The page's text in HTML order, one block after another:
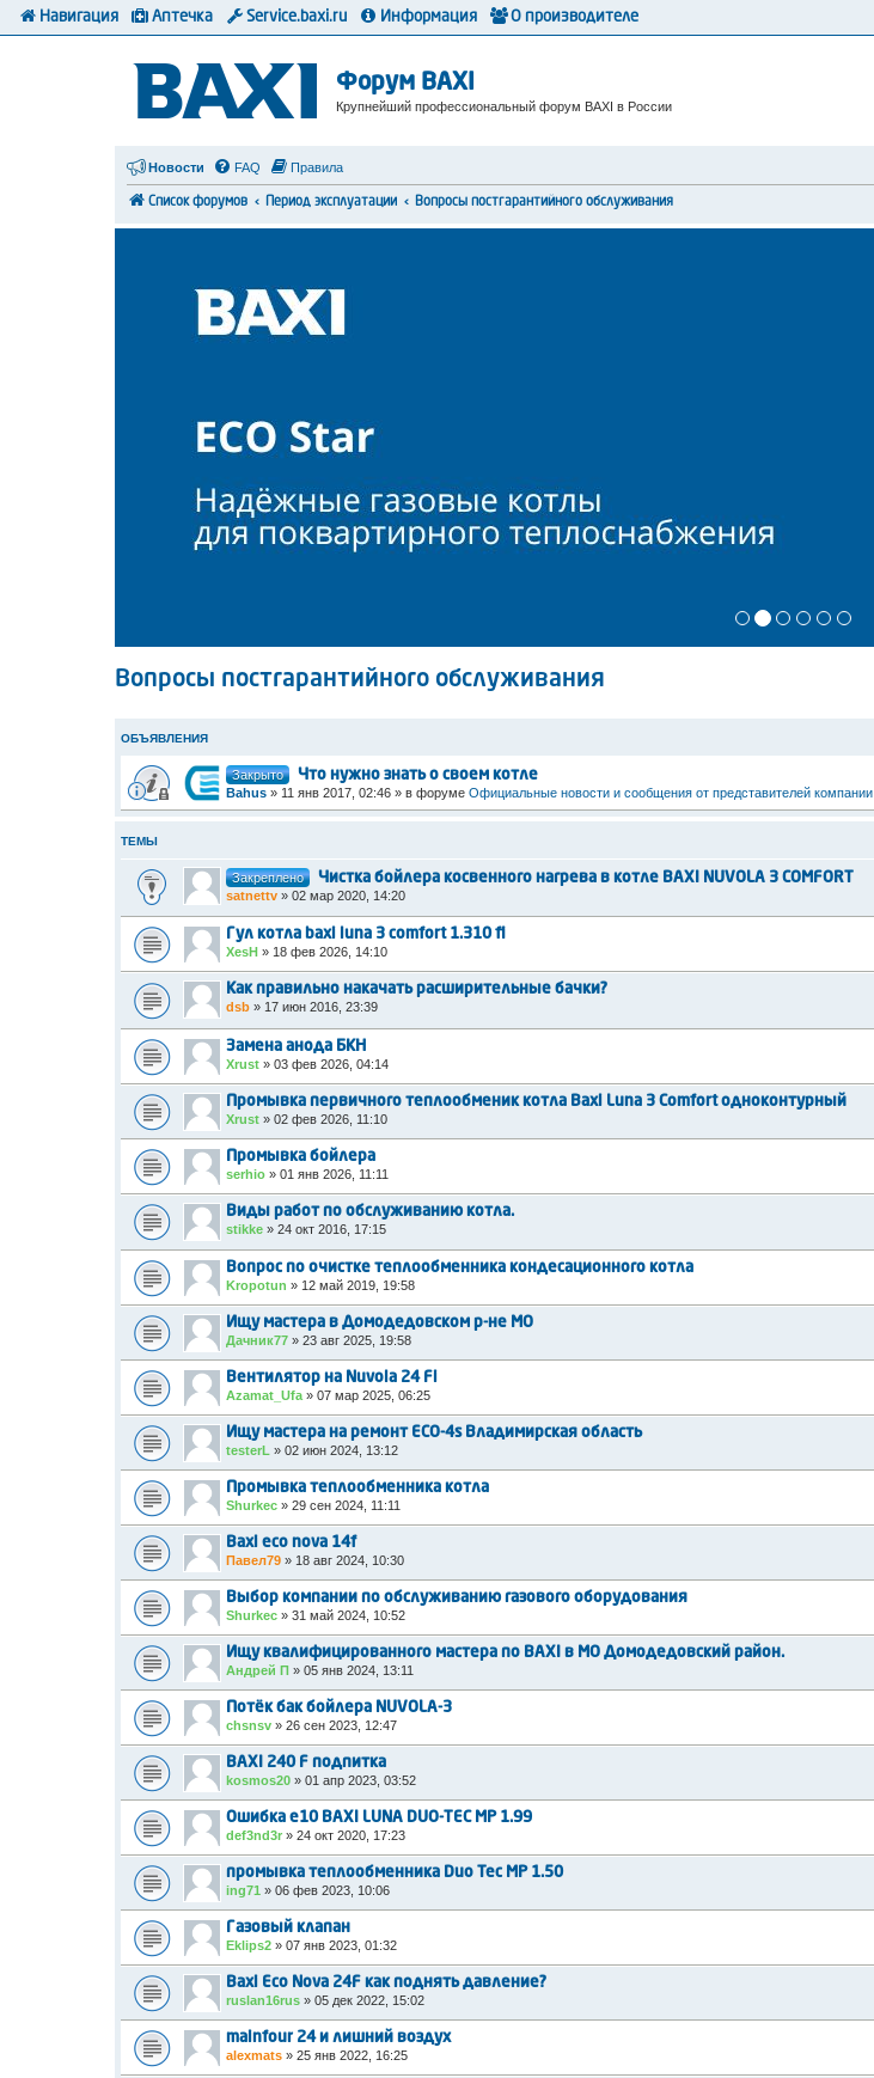
Форум BAXI
Крупнейший профессиональный форум BAXI в России
Новости FAQ Правила
Список форумов Период эксплуатации Вопросы постгарантийного обслуживания
Вопросы постгарантийного обслуживания
ОБЪЯВЛЕНИЯ
Закрыто Что нужно знать о своем котле
Bahus » 11 янв 2017, 02:46 » в форуме Официальные новости и сообщения от представителей компании
ТЕМЫ
Закреплено Чистка бойлера косвенного нагрева в котле BAXI NUVOLA 3 COMFORT
satnettv » 02 мар 2020, 14:20
Гул котла baxi luna 3 comfort 1.310 fi
XesH » 18 фев 2026, 14:10
Как правильно накачать расширительные бачки?
dsb » 17 июн 2016, 23:39
Замена анода БКН
Xrust » 03 фев 2026, 04:14
Промывка первичного теплообменик котла Baxi Luna 3 Comfort одноконтурный
Xrust » 02 фев 2026, 11:10
Промывка бойлера
serhio » 01 янв 2026, 11:11
Виды работ по обслуживанию котла.
stikke » 24 окт 2016, 17:15
Вопрос по очистке теплообменника кондесационного котла
Kropotun » 12 май 2019, 19:58
Ищу мастера в Домодедовском р-не МО
Дачник77 » 23 авг 2025, 19:58
Вентилятор на Nuvola 24 Fi
Azamat_Ufa» 07 мар 2025, 06:25
Ищу мастера на ремонт ECO-4s Владимирская область
testerL » 02 июн 2024, 13:12
Промывка теплообменника котла
Shurkec » 29 сен 2024, 11:11
Baxi eco nova 14f
Павел79 » 18 авг 2024, 10:30
Выбор компании по обслуживанию газового оборудования
Shurkec » 31 май 2024, 10:52
Ищу квалифицированного мастера по BAXI в МО Домодедовский район.
Андрей П » 05 янв 2024, 13:11
Потёк бак бойлера NUVOLA-3
chsnsv » 26 сен 2023, 12:47
BAXI 240 F подпитка
kosmos20 » 01 апр 2023, 03:52
Ошибка e10 BAXI LUNA DUO-TEC MP 1.99
def3nd3r » 24 окт 2020, 17:23
промывка теплообменника Duo Tec MP 1.50
ing71 » 06 фев 2023, 10:06
Газовый клапан
Eklips2 » 07 янв 2023, 01:32
Baxi Eco Nova 24F как поднять давление?
ruslan16rus » 05 дек 2022, 15:02
mainfour 24 и лишний воздух
alexmats » 25 янв 2022, 16:25
Навигация Аптечка Service.baxi.ru Информация О производителе